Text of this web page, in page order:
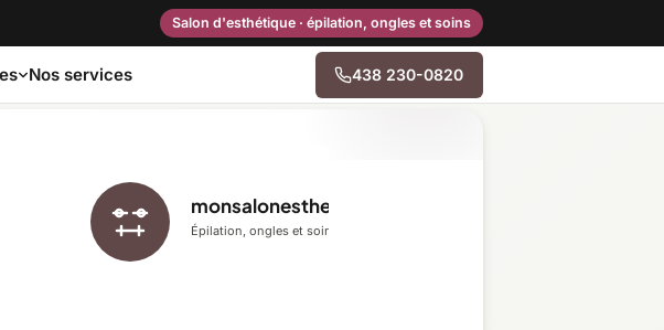
Salon d'esthétique · épilation, ongles et soins
Nationale Centre-du-Québec
Nos services 438 230-0820
monsalonesthetique.ca
Épilation, ongles et soins du visage